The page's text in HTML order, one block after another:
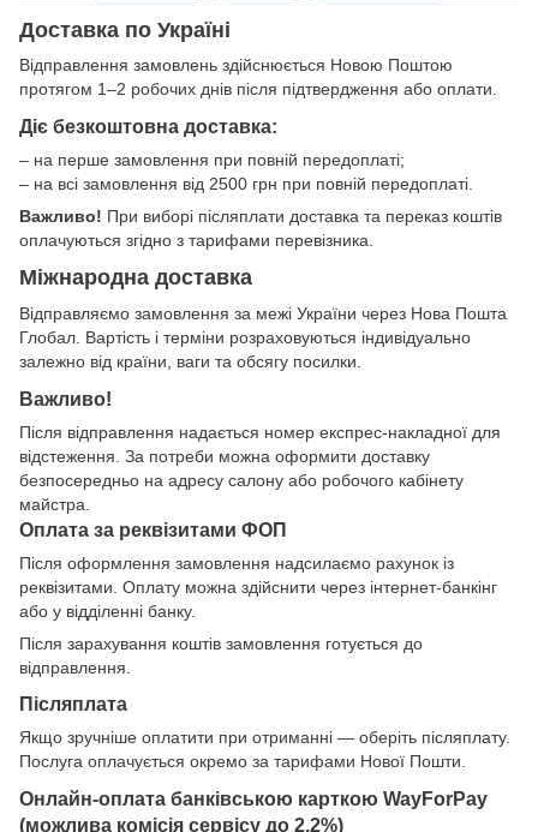
Доставка по Україні
Відправлення замовлень здійснюється Новою Поштою
протягом 1–2 робочих днів після підтвердження або оплати.
Діє безкоштовна доставка:
– на перше замовлення при повній передоплаті;
– на всі замовлення від 2500 грн при повній передоплаті.
Важливо! При виборі післяплати доставка та переказ коштів
оплачуються згідно з тарифами перевізника.
Міжнародна доставка
Відправляємо замовлення за межі України через Нова Пошта
Глобал. Вартість і терміни розраховуються індивідуально
залежно від країни, ваги та обсягу посилки.
Важливо!
Після відправлення надається номер експрес-накладної для
відстеження. За потреби можна оформити доставку
безпосередньо на адресу салону або робочого кабінету
майстра.
Оплата за реквізитами ФОП
Після оформлення замовлення надсилаємо рахунок із
реквізитами. Оплату можна здійснити через інтернет-банкінг
або у відділенні банку.
Після зарахування коштів замовлення готується до
відправлення.
Післяплата
Якщо зручніше оплатити при отриманні — оберіть післяплату.
Послуга оплачується окремо за тарифами Нової Пошти.
Онлайн-оплата банківською карткою WayForPay
(можлива комісія сервісу до 2,2%)